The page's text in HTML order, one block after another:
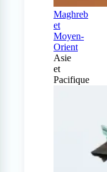
Maghreb
et
Moyen-
Orient
Asie
et
Pacifique